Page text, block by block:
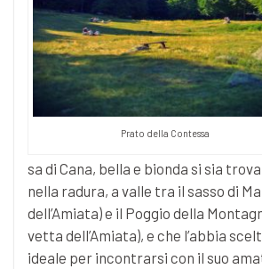
Prato della Contessa
sa di Cana, bella e bionda si sia
nella radura, a valle tra il sasso di
dell’Amiata) e il Poggio della
vetta dell’Amiata), e che l’abbia
ideale per incontrarsi con il suo